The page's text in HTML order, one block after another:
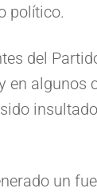
político.
del
en algunos
un